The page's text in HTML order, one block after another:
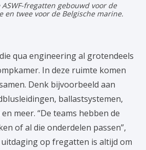
fregatten gebouwd voor de
en twee voor de Belgische marine.
qua engineering al grotendeels
In deze ruimte komen
Denk bijvoorbeeld aan
ballastsystemen,
meer. “De teams hebben de
of al die onderdelen passen”,
uitdaging op fregatten is altijd om